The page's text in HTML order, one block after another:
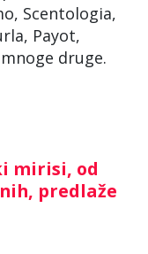
Scentologia,
Payot,
druge.
mirisi, od
predlaže